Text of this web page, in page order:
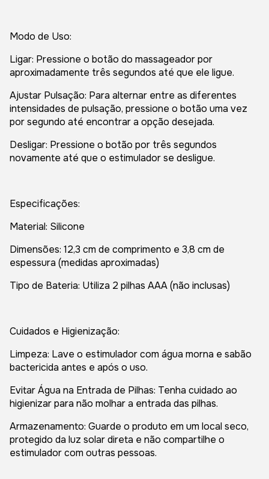
Modo de Uso:
Ligar: Pressione o botão do massageador por
aproximadamente três segundos até que ele ligue.
Ajustar Pulsação: Para alternar entre as diferentes
intensidades de pulsação, pressione o botão uma vez
por segundo até encontrar a opção desejada.
Desligar: Pressione o botão por três segundos
novamente até que o estimulador se desligue.
Especificações:
Material: Silicone
Dimensões: 12,3 cm de comprimento e 3,8 cm de
espessura (medidas aproximadas)
Tipo de Bateria: Utiliza 2 pilhas AAA (não inclusas)
Cuidados e Higienização:
Limpeza: Lave o estimulador com água morna e sabão
bactericida antes e após o uso.
Evitar Água na Entrada de Pilhas: Tenha cuidado ao
higienizar para não molhar a entrada das pilhas.
Armazenamento: Guarde o produto em um local seco,
protegido da luz solar direta e não compartilhe o
estimulador com outras pessoas.